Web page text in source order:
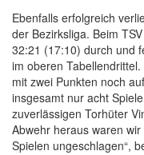
Ebenfalls erfolgreich
der Bezirksliga. Beim
32:21 (17:10) durch und
im oberen
mit zwei Punkten noch
insgesamt nur acht
zuverlässigen Torhüter
Abwehr heraus waren
Spielen ungeschlagen“,